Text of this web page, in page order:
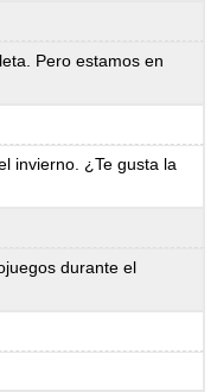
Pero estamos en
invierno. ¿Te gusta la
durante el